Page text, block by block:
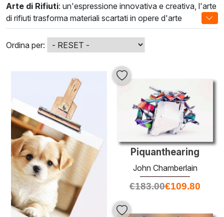
Arte di Rifiuti: un'espressione innovativa e creativa, l'arte
di rifiuti trasforma materiali scartati in opere d'arte
affascinanti. Questa forma d'arte incarna la sostenibilità,
utilizzando oggetti quotidiani per raccontare storie uniche e
stimolare la riflessione su temi ambientali. Ogni pezzo è
realizzato con tecniche artistiche elaborate, mescolando
collage, assemblaggio e pittura per dare nuova vita e
significato a ciò che oftentimes è considerato privo di
Le nostre creazioni di
Arte di Rifiutinon solo
abbelliscono gli spazi abitativi, ma portano anche una
dichiarazione audace e consapevole. Queste opere uniche
si integrano perfettamente in ogni ambiente, da abitazioni a
spazi commerciali, trasformando l'atmosfera con un tocco
di originalità e carattere. Scopri come l'arte possa non solo
decorare, ma anche ispirare e arricchire ogni angolo della
tua vita.
Ordina per:
Piquanthearing
John Chamberlain
€183.00€109.80